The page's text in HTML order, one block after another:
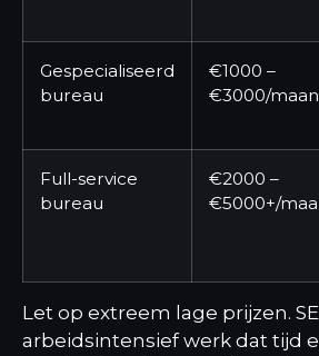
Gespecialiseerd
bureau
€1000 –
€3000/
Full-service
bureau
€2000 –
€5000+/
Let op extreem lage prijzen.
arbeidsintensief werk dat tijd